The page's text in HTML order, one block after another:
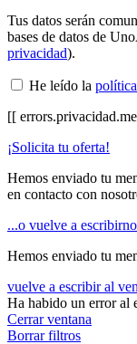
Tus datos serán
bases de datos de
privacidad).
He leído la
[[
¡Solicita tu oferta!
Hemos enviado tu
en contacto con
...o vuelve a
Hemos enviado tu
vuelve a escribir al
Ha habido un error al
Cerrar ventana
Borrar filtros